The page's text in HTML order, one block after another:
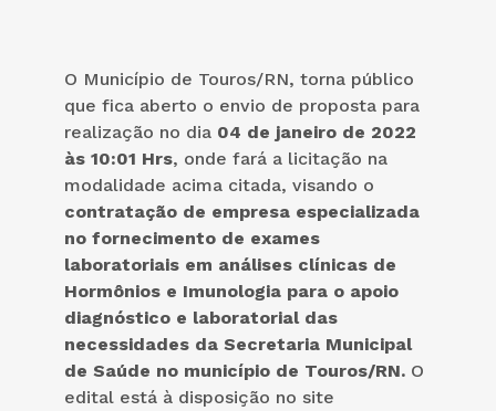
O Município de Touros/RN, torna público
que fica aberto o envio de proposta para
realização no dia 04 de janeiro de 2022
às 10:01 Hrs, onde fará a licitação na
modalidade acima citada, visando o
contratação de empresa especializada
no fornecimento de exames
laboratoriais em análises clínicas de
Hormônios e Imunologia para o apoio
diagnóstico e laboratorial das
necessidades da Secretaria Municipal
de Saúde no município de Touros/RN. O
edital está à disposição no site